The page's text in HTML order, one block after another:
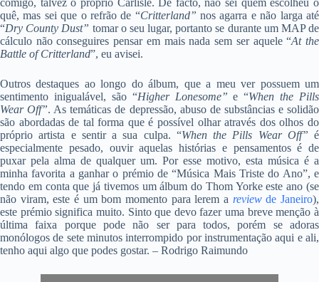
comigo, talvez o próprio Carlisle. De facto, não sei quem escolheu o
quê, mas sei que o refrão de “Critterland” nos agarra e não larga até
“Dry County Dust” tomar o seu lugar, portanto se durante um MAP de
cálculo não conseguires pensar em mais nada sem ser aquele “At the
Battle of Critterland”, eu avisei.
Outros destaques ao longo do álbum, que a meu ver possuem um
sentimento inigualável, são “Higher Lonesome”e “When the Pills
Wear Off”. As temáticas de depressão, abuso de substâncias e solidão
são abordadas de tal forma que é possível olhar através dos olhos do
próprio artista e sentir a sua culpa. “When the Pills Wear Off” é
especialmente pesado, ouvir aquelas histórias e pensamentos é de
puxar pela alma de qualquer um. Por esse motivo, esta música é a
minha favorita a ganhar o prémio de “Música Mais Triste do Ano”, e
tendo em conta que já tivemos um álbum do Thom Yorke este ano (se
não viram, este é um bom momento para lerem a reviewde Janeiro),
este prémio significa muito. Sinto que devo fazer uma breve menção à
última faixa porque pode não ser para todos, porém se adoras
monólogos de sete minutos interrompido por instrumentação aqui e ali,
tenho aqui algo que podes gostar. – Rodrigo Raimundo